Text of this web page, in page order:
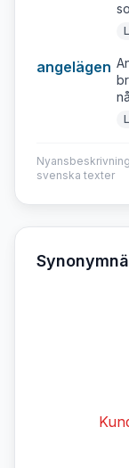
angelägen
svenska texter